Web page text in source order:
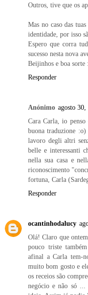
Outros, tive que os
Mas no caso das
identidade, por isso
Espero que corra
sucesso nesta nova
Beijinhos e boa sorte
Responder
Anónimo agosto 30,
Cara Carla, io
buona traduzione
lavoro degli altri
belle e interessanti
nella sua casa e
riconoscimento
fortuna, Carla
Responder
ocantinhodalucy
Olá! Claro que
pouco triste
afinal a Carla tem-
muito bom gosto e
os receios são
negócio e não só